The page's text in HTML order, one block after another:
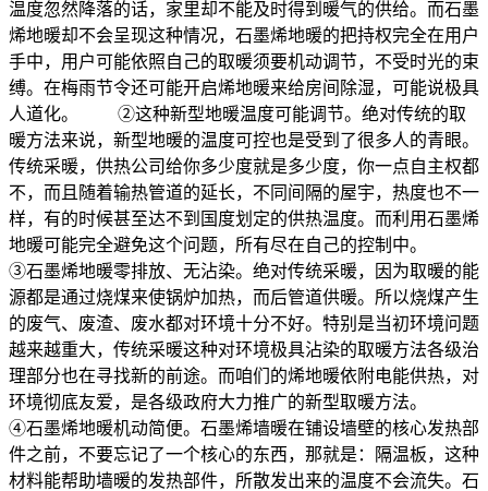
温度忽然降落的话，家里却不能及时得到暖气的供给。而石墨
烯地暖却不会呈现这种情况，石墨烯地暖的把持权完全在用户
手中，用户可能依照自己的取暖须要机动调节，不受时光的束
缚。在梅雨节令还可能开启烯地暖来给房间除湿，可能说极具
人道化。 ②这种新型地暖温度可能调节。绝对传统的取
暖方法来说，新型地暖的温度可控也是受到了很多人的青眼。
传统采暖，供热公司给你多少度就是多少度，你一点自主权都
不，而且随着输热管道的延长，不同间隔的屋宇，热度也不一
样，有的时候甚至达不到国度划定的供热温度。而利用石墨烯
地暖可能完全避免这个问题，所有尽在自己的控制中。
③石墨烯地暖零排放、无沾染。绝对传统采暖，因为取暖的能
源都是通过烧煤来使锅炉加热，而后管道供暖。所以烧煤产生
的废气、废渣、废水都对环境十分不好。特别是当初环境问题
越来越重大，传统采暖这种对环境极具沾染的取暖方法各级治
理部分也在寻找新的前途。而咱们的烯地暖依附电能供热，对
环境彻底友爱，是各级政府大力推广的新型取暖方法。
④石墨烯地暖机动简便。石墨烯墙暖在铺设墙壁的核心发热部
件之前，不要忘记了一个核心的东西，那就是：隔温板，这种
材料能帮助墙暖的发热部件，所散发出来的温度不会流失。石